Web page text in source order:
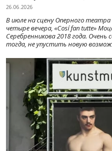
26.06.2026
В июле на сцену Оперного
четыре вечера, «Cosí fan tutte»
Серебренникова 2018 года.
тогда, не упустить новую